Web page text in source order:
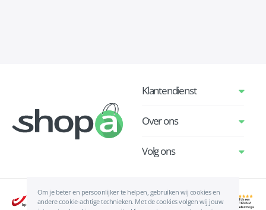
Om je beter en persoonlijker te helpen, gebruiken wij cookies en
andere cookie-achtige technieken. Met de cookies volgen wij jouw
Klantendienst
Over ons
Volg ons